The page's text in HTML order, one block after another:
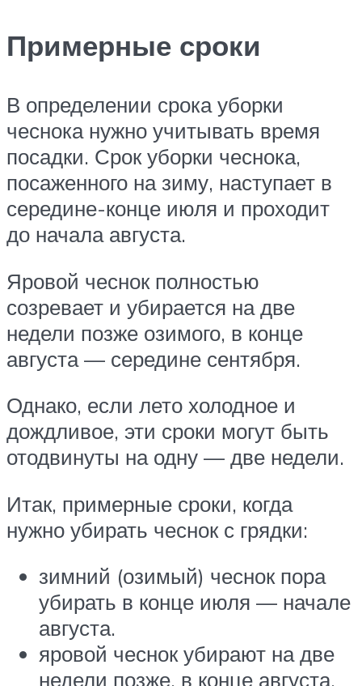
Примерные сроки
В определении срока уборки
чеснока нужно учитывать время
посадки. Срок уборки чеснока,
посаженного на зиму, наступает в
середине-конце июля и проходит
до начала августа.
Яровой чеснок полностью
созревает и убирается на две
недели позже озимого, в конце
августа — середине сентября.
Однако, если лето холодное и
дождливое, эти сроки могут быть
отодвинуты на одну — две недели.
Итак, примерные сроки, когда
нужно убирать чеснок с грядки:
зимний (озимый) чеснок пора
убирать в конце июля — начале
августа.
яровой чеснок убирают на две
недели позже, в конце августа.